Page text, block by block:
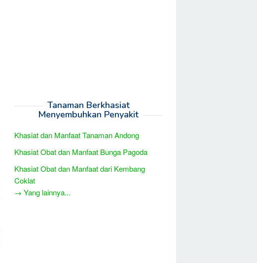
Tanaman Berkhasiat
Menyembuhkan Penyakit
Khasiat dan Manfaat Tanaman Andong
Khasiat Obat dan Manfaat Bunga Pagoda
Khasiat Obat dan Manfaat dari Kembang
Coklat
→ Yang lainnya...